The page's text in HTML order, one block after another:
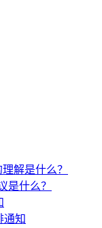
解是什么？
是什么？
通知